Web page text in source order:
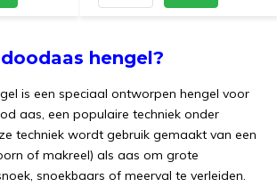
hengel?
is een speciaal ontworpen hengel voor
aas, een populaire techniek onder
techniek wordt gebruik gemaakt van een
of makreel) als aas om grote
snoekbaars of meerval te verleiden.